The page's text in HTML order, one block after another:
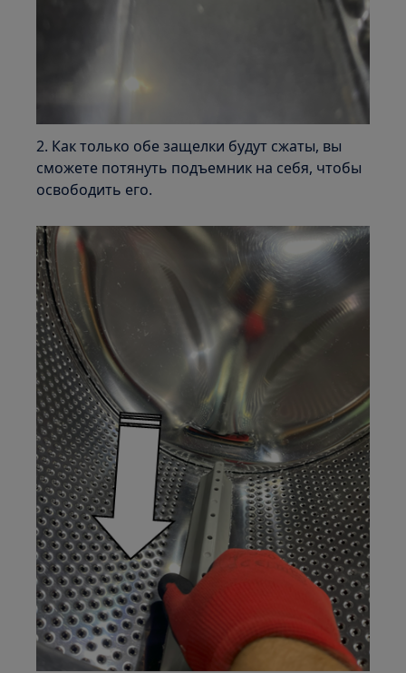
2. Как только обе защелки будут сжаты, вы
сможете потянуть подъемник на себя, чтобы
освободить его.